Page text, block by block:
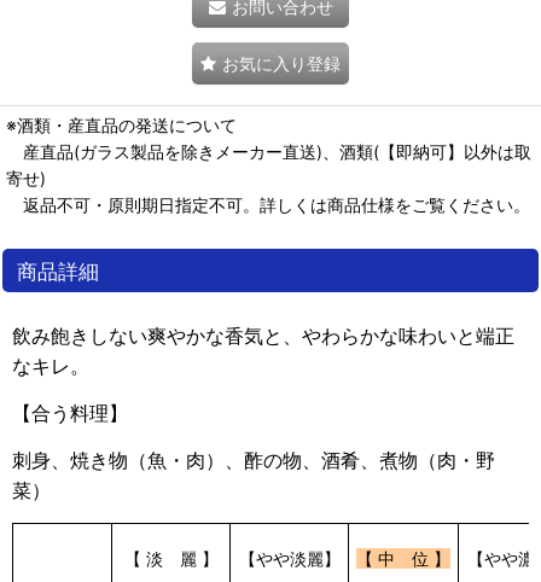
お問い合わせ
お気に入り登録
※酒類・産直品の発送について
産直品(ガラス製品を除きメーカー直送)、酒類(【即納可】以外は取
寄せ)
返品不可・原則期日指定不可。詳しくは商品仕様をご覧ください。
商品詳細
飲み飽きしない爽やかな香気と、やわらかな味わいと端正
なキレ。
【合う料理】
刺身、焼き物（魚・肉）、酢の物、酒肴、煮物（肉・野
菜）
【 淡 麗 】 【やや淡麗】 【 中 位 】 【やや